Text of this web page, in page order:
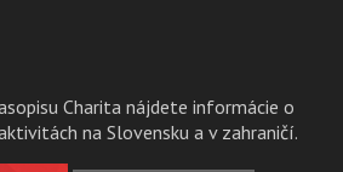
Charita nájdete informácie o
na Slovensku a v zahraničí.